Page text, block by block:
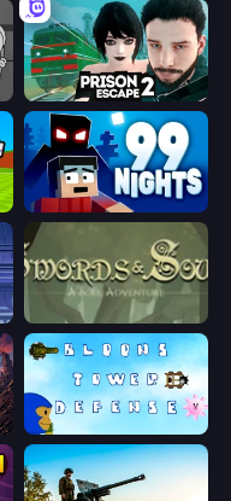
Prison Escape 2
99 Nights (Bloxd.io)
Swords & Souls